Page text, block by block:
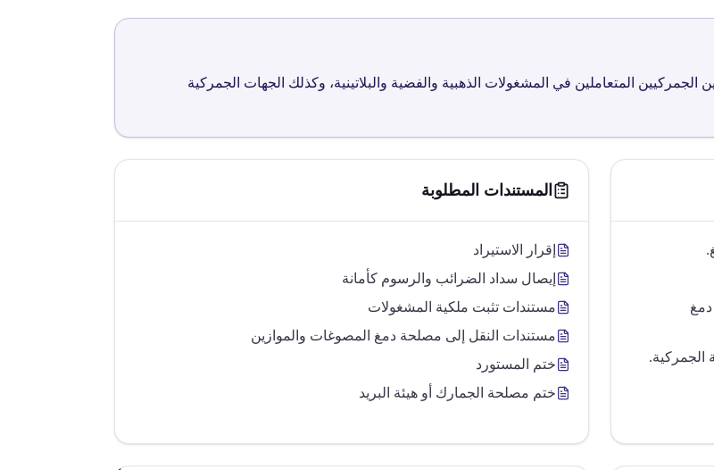
المتعاملين في المشغولات الذهبية والفضية والبلاتينية، وكذلك الجهات الجمركية
الجمركية.
المستندات المطلوبة
إقرار الاستيراد
إيصال سداد الضرائب والرسوم كأمانة
مستندات تثبت ملكية المشغولات
مستندات النقل إلى مصلحة دمغ المصوغات والموازين
ختم المستورد
ختم مصلحة الجمارك أو هيئة البريد